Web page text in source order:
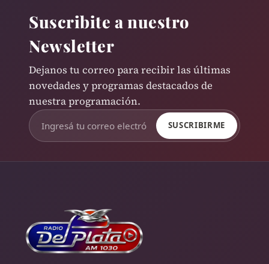
Suscribite a nuestro
Newsletter
Dejanos tu correo para recibir las últimas
novedades y programas destacados de
nuestra programación.
SUSCRIBIRME